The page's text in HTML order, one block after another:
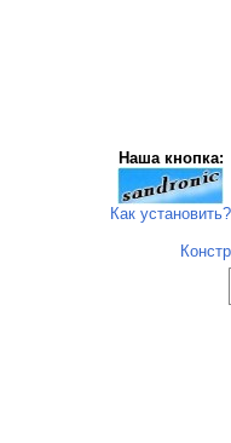
Наша кнопка:
Как установить?